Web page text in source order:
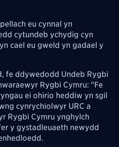
eu cynnal yn
cytundeb ychydig cyn
cael eu gweld yn gadael y
fe ddywedodd Undeb Rygbi
Rygbi Cymru: "Fe
ei ohirio heddiw yn sgil
cynrychiolwyr URC a
Rygbi Cymru ynghylch
y gystadleuaeth newydd